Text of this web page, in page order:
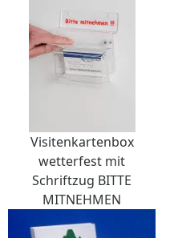
Visitenkartenbox
wetterfest mit
Schriftzug BITTE
MITNEHMEN